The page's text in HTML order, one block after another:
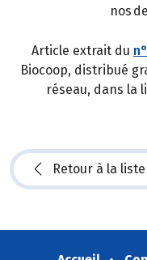
nos
Article extrait du
Biocoop, distribué
réseau, dans la
Retour à la liste